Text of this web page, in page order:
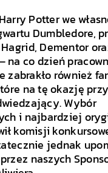
Potter we
Dumbledore,
Dementor
na co dzień
zabrakło również
na tę okazję
Wybór
i najbardziej
komisji
jednak
naszych